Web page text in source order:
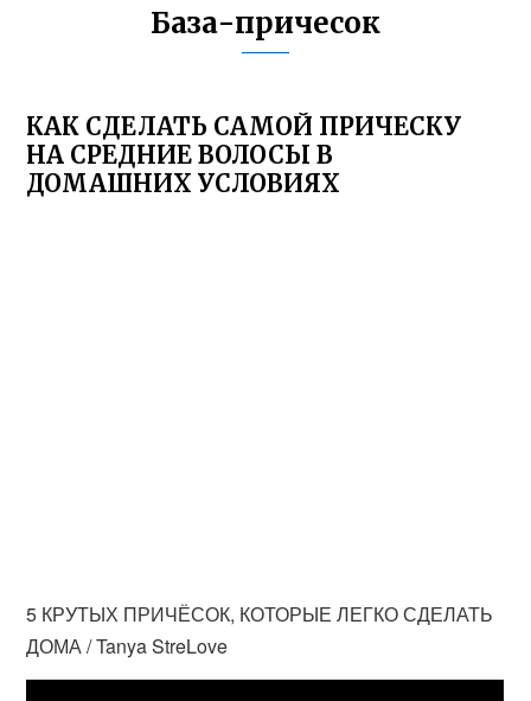
База-причесок
КАК СДЕЛАТЬ САМОЙ ПРИЧЕСКУ
НА СРЕДНИЕ ВОЛОСЫ В
ДОМАШНИХ УСЛОВИЯХ
5 КРУТЫХ ПРИЧЁСОК, КОТОРЫЕ ЛЕГКО СДЕЛАТЬ
ДОМА / Tanya StreLove